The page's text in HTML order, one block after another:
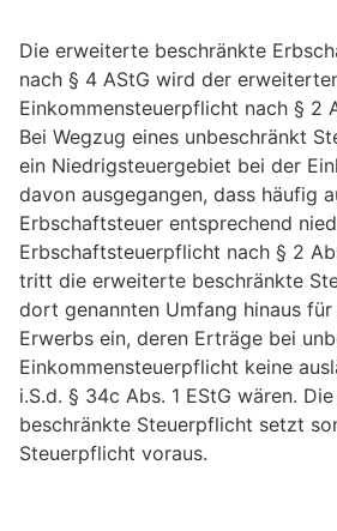
Die erweiterte beschränkte
nach § 4 AStG wird der
Einkommensteuerpflicht nach § 2
Bei Wegzug eines unbeschränkt
ein Niedrigsteuergebiet bei der
davon ausgegangen, dass häufig
Erbschaftsteuer entsprechend
Erbschaftsteuerpflicht nach § 2
tritt die erweiterte beschränkte
dort genannten Umfang hinaus für
Erwerbs ein, deren Erträge bei
Einkommensteuerpflicht keine
i.S.d. § 34c Abs. 1 EStG wären.
beschränkte Steuerpflicht setzt
Steuerpflicht voraus.